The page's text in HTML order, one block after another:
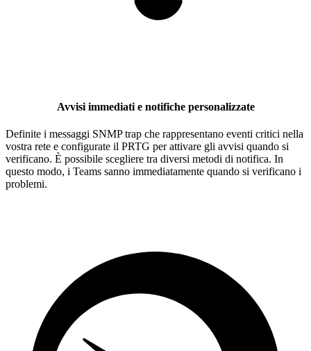
Avvisi immediati e notifiche personalizzate
Definite i messaggi SNMP trap che rappresentano eventi critici nella
vostra rete e configurate il PRTG per attivare gli avvisi quando si
verificano. È possibile scegliere tra diversi metodi di notifica. In
questo modo, i Teams sanno immediatamente quando si verificano i
problemi.